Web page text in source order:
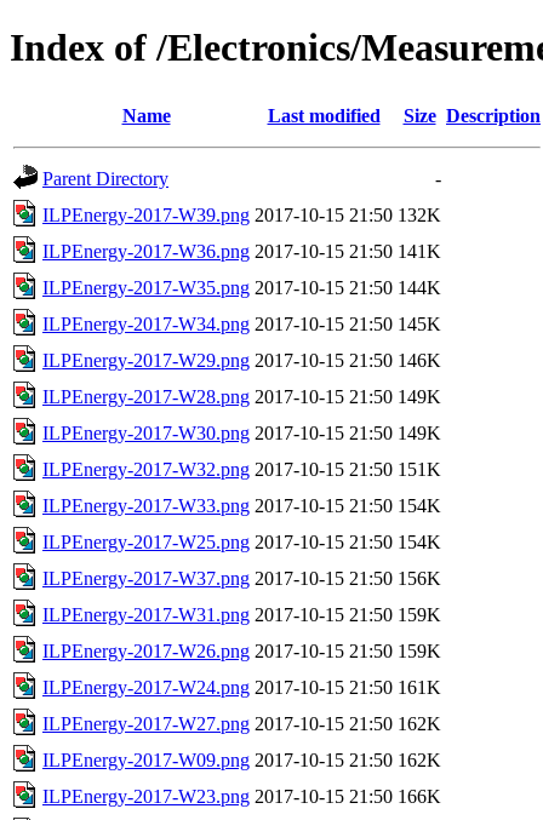
Index of /Electronics/
Name Last modified Size Description
Parent Directory
-
ILPEnergy-2017-W39.png 2017-10-15 21:50 132K
ILPEnergy-2017-W36.png 2017-10-15 21:50 141K
ILPEnergy-2017-W35.png 2017-10-15 21:50 144K
ILPEnergy-2017-W34.png 2017-10-15 21:50 145K
ILPEnergy-2017-W29.png 2017-10-15 21:50 146K
ILPEnergy-2017-W28.png 2017-10-15 21:50 149K
ILPEnergy-2017-W30.png 2017-10-15 21:50 149K
ILPEnergy-2017-W32.png 2017-10-15 21:50 151K
ILPEnergy-2017-W33.png 2017-10-15 21:50 154K
ILPEnergy-2017-W25.png 2017-10-15 21:50 154K
ILPEnergy-2017-W37.png 2017-10-15 21:50 156K
ILPEnergy-2017-W31.png 2017-10-15 21:50 159K
ILPEnergy-2017-W26.png 2017-10-15 21:50 159K
ILPEnergy-2017-W24.png 2017-10-15 21:50 161K
ILPEnergy-2017-W27.png 2017-10-15 21:50 162K
ILPEnergy-2017-W09.png 2017-10-15 21:50 162K
ILPEnergy-2017-W23.png 2017-10-15 21:50 166K